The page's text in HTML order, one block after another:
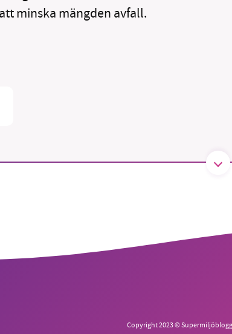
minska mängden avfall.
Copyright 2023 ©
nyhetsbevakning och